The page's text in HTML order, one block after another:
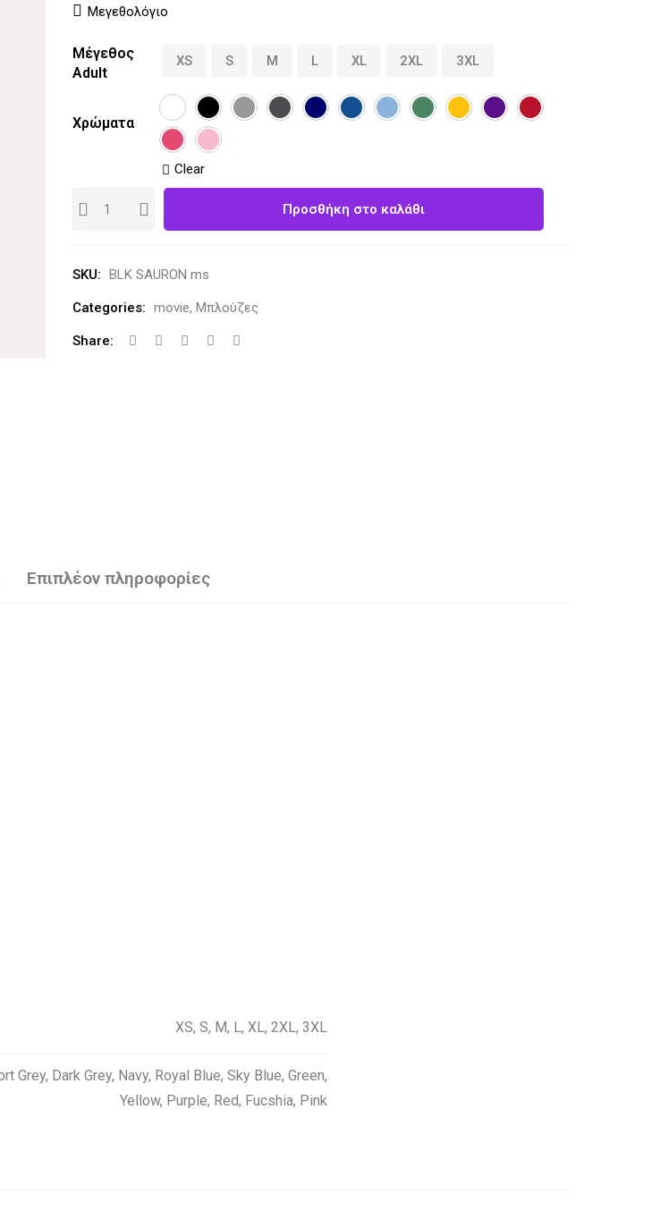
Μεγεθολόγιο
Μέγεθος
Adult
XS S M L XL 2XL 3XL
Χρώματα
Clear
Προσθήκη στο καλάθι
SKU: BLK SAURON ms
Categories: movie, Μπλούζες
Share:
Επιπλέον πληροφορίες
XS, S, M, L, XL, 2XL, 3XL
Grey, Dark Grey, Navy, Royal Blue, Sky Blue, Green,
Yellow, Purple, Red, Fucshia, Pink